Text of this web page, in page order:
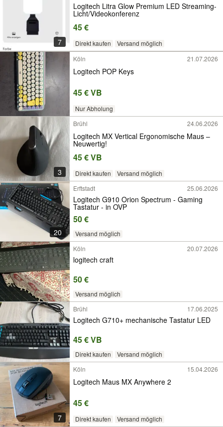
7
Logitech Litra Glow Premium LED Streaming-
Licht/Videokonferenz
45 €
Direkt kaufen
Versand möglich
Köln
21.07.2026
Logitech POP Keys
45 € VB
Nur Abholung
3
Brühl 24.06.2026
Logitech MX Vertical Ergonomische Maus –
Neuwertig!
45 € VB
Direkt kaufen Versand möglich
20
Erftstadt 25.06.2026
Logitech G910 Orion Spectrum - Gaming
Tastatur - in OVP
50 €
Versand möglich
Köln
20.07.2026
logitech craft
50 €
Versand möglich
Brühl
17.06.2025
Logitech G710+ mechanische Tastatur LED
45 € VB
Direkt kaufen Versand möglich
7
Köln 15.04.2026
Logitech Maus MX Anywhere 2
45 €
Direkt kaufen Versand möglich